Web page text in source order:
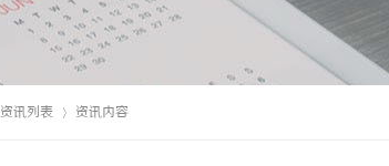
资讯列表 资讯内容